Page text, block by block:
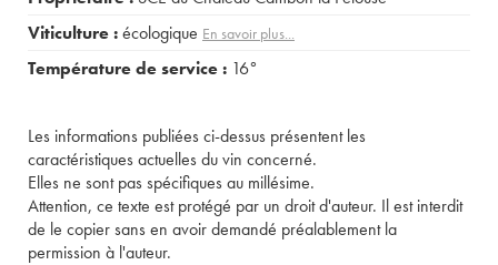
Viticulture :écologique En savoir plus...
Température de service : 16°
Les informations publiées ci-dessus présentent les
caractéristiques actuelles du vin concerné.
Elles ne sont pas spécifiques au millésime.
Attention, ce texte est protégé par un droit d'auteur. Il est interdit
de le copier sans en avoir demandé préalablement la
permission à l'auteur.